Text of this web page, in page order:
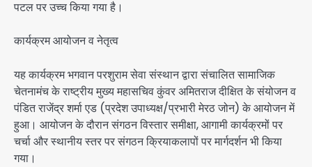
पटल पर उच्च किया गया है।
कार्यक्रम आयोजन व नेतृत्व
यह कार्यक्रम भगवान परशुराम सेवा संस्थान द्वारा संचालित सामाजिक
चेतनामंच के राष्ट्रीय मुख्य महासचिव कुंवर अमितराज दीक्षित के संयोजन व
पंडित राजेंद्र शर्मा एड (प्रदेश उपाध्यक्ष/प्रभारी मेरठ जोन) के आयोजन में
हुआ। आयोजन के दौरान संगठन विस्तार समीक्षा, आगामी कार्यक्रमों पर
चर्चा और स्थानीय स्तर पर संगठन क्रियाकलापों पर मार्गदर्शन भी किया
गया।